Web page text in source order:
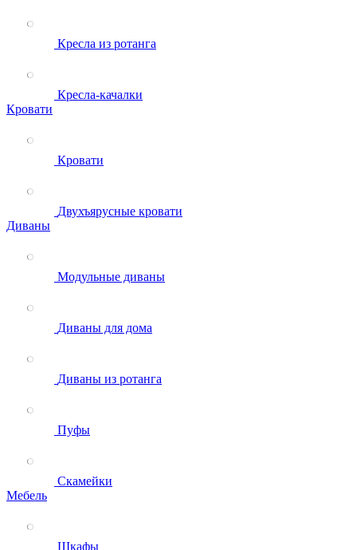
Кресла из ротанга
Кресла-качалки
Кровати
Кровати
Двухъярусные кровати
Диваны
Модульные диваны
Диваны для дома
Диваны из ротанга
Пуфы
Скамейки
Мебель
Шкафы